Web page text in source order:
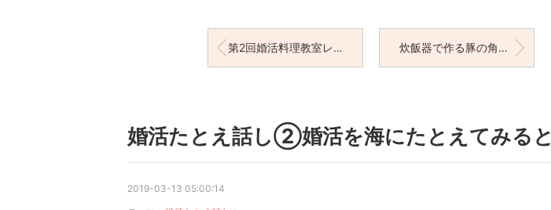
第2回婚活料理教室レポ✨ 炊飯器で作る豚の角煮♡
婚活たとえ話し②婚活を海にたとえてみると
2019-03-13 05:00:14